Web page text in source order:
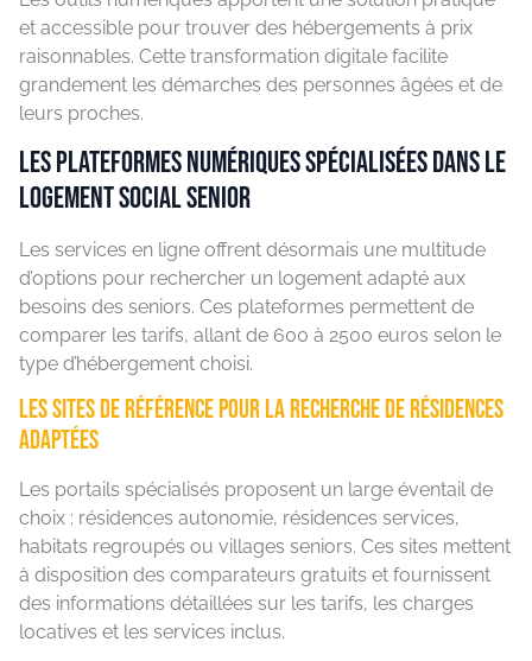
et accessible pour trouver des hébergements à prix
raisonnables. Cette transformation digitale facilite
grandement les démarches des personnes âgées et de
leurs proches.
Les plateformes numériques spécialisées dans le
logement social senior
Les services en ligne offrent désormais une multitude
d’options pour rechercher un logement adapté aux
besoins des seniors. Ces plateformes permettent de
comparer les tarifs, allant de 600 à 2500 euros selon le
type d’hébergement choisi.
Les sites de référence pour la recherche de résidences
adaptées
Les portails spécialisés proposent un large éventail de
choix : résidences autonomie, résidences services,
habitats regroupés ou villages seniors. Ces sites mettent
à disposition des comparateurs gratuits et fournissent
des informations détaillées sur les tarifs, les charges
locatives et les services inclus.